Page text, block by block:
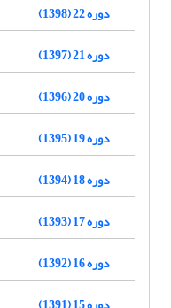
دوره 22 (1398)
دوره 21 (1397)
دوره 20 (1396)
دوره 19 (1395)
دوره 18 (1394)
دوره 17 (1393)
دوره 16 (1392)